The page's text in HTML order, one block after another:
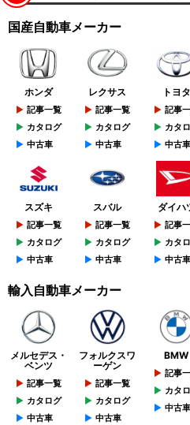
国産自動車メーカー
ホンダ
記事一覧
カタログ
中古車
レクサス
記事一覧
カタログ
中古車
トヨタ
記事
カタ
中古車
スズキ
記事一覧
カタログ
中古車
スバル
記事一覧
カタログ
中古車
ダイハ
記事
カタ
中古車
輸入自動車メーカー
メルセデス・
ベンツ
記事一覧
カタログ
中古車
フォルクスワ
ーゲン
記事一覧
カタログ
中古車
BMW
記事
カタ
中古車